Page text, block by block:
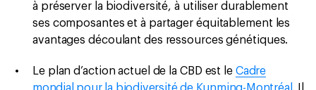
à préserver la biodiversité, à utiliser durablement
ses composantes et à partager équitablement les
avantages découlant des ressources génétiques.
Le plan d’action actuel de la CBD est le Cadre